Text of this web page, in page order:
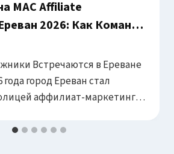
MAC Affiliate
2026: Как Команда
Покорила Главную
Года и Раздавала
Google Ads
Встречаются в Ереване
года город Ереван стал
аффилиат-маркетинга.
самых ожидаемых